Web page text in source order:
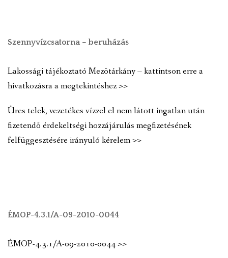
Szennyvízcsatorna – beruházás
Lakossági tájékoztató Mezõtárkány – kattintson erre a
hivatkozásra a megtekintéshez >>
Üres telek, vezetékes vízzel el nem látott ingatlan után
fizetendõ érdekeltségi hozzájárulás megfizetésének
felfüggesztésére irányuló kérelem >>
ÉMOP-4.3.1/A-09-2010-0044
ÉMOP-4.3.1/A-09-2010-0044 >>